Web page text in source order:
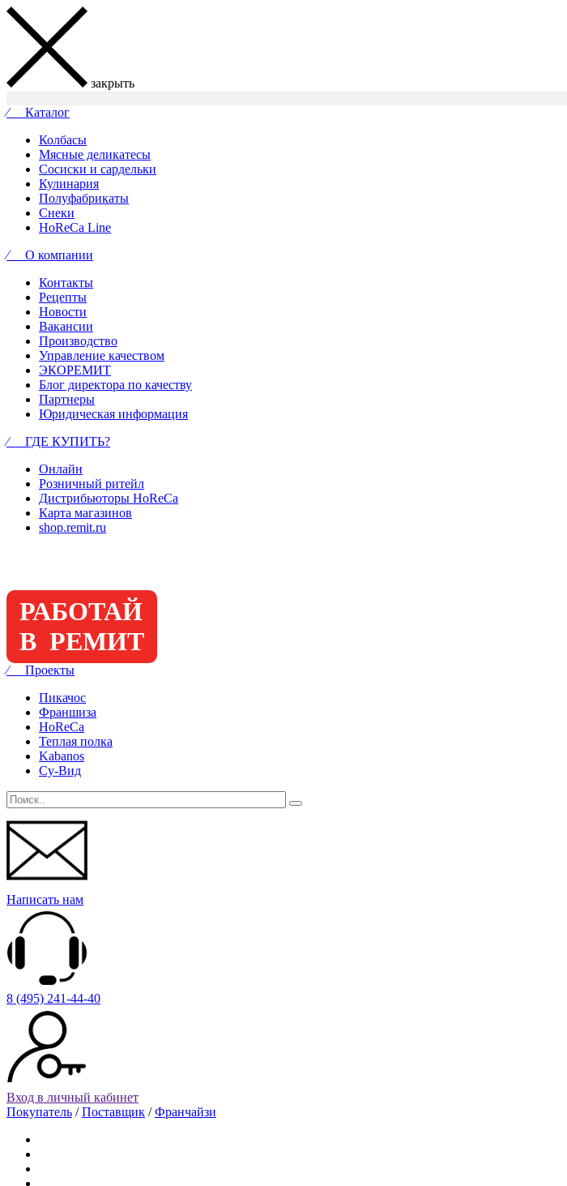
закрыть
⁄ Каталог
Колбасы
Мясные деликатесы
Сосиски и сардельки
Кулинария
Полуфабрикаты
Снеки
HoReCa Line
⁄ О компании
Контакты
Рецепты
Новости
Вакансии
Производство
Управление качеством
ЭКОРЕМИТ
Блог директора по качеству
Партнеры
Юридическая информация
⁄ ГДЕ КУПИТЬ?
Онлайн
Розничный ритейл
Дистрибьюторы HoReCa
Карта магазинов
shop.remit.ru
РАБОТАЙ
В РЕМИТ
⁄ Проекты
Пикачос
Франшиза
HoReCa
Теплая полка
Kabanos
Су-Вид
Написать нам
8 (495) 241-44-40
Вход в личный кабинет
Покупатель /Поставщик /Франчайзи